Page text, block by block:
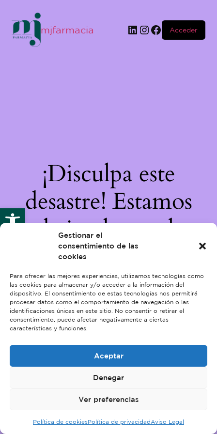
Abrir barra de herramientas
Gestionar el
consentimiento de las
cookies
Para ofrecer las mejores experiencias, utilizamos tecnologías como
las cookies para almacenar y/o acceder a la información del
dispositivo. El consentimiento de estas tecnologías nos permitirá
procesar datos como el comportamiento de navegación o las
identificaciones únicas en este sitio. No consentir o retirar el
consentimiento, puede afectar negativamente a ciertas
características y funciones.
Aceptar
Denegar
Ver preferencias
Política de cookiesPolítica de privacidadAviso Legal
mjfarmacia Acceder
¡Disculpa este
desastre! Estamos
trabajando en algo
increíble, ¡vuelve
pronto!